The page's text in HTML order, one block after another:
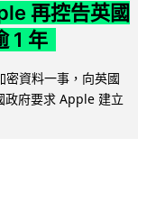
再控告英國
1 年
資料一事，向英國
政府要求 Apple 建立